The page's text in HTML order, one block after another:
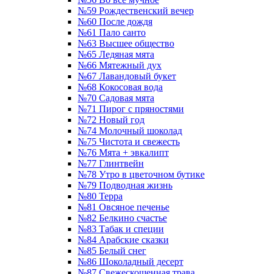
№59 Рождественский вечер
№60 После дождя
№61 Пало санто
№63 Высшее общество
№65 Ледяная мята
№66 Мятежный дух
№67 Лавандовый букет
№68 Кокосовая вода
№70 Садовая мята
№71 Пирог с пряностями
№72 Новый год
№74 Молочный шоколад
№75 Чистота и свежесть
№76 Мята + эвкалипт
№77 Глинтвейн
№78 Утро в цветочном бутике
№79 Подводная жизнь
№80 Терра
№81 Овсяное печенье
№82 Белкино счастье
№83 Табак и специи
№84 Арабские сказки
№85 Белый снег
№86 Шоколадный десерт